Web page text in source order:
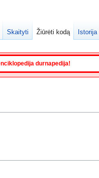
durnapedija!
Skaityti Žiūrėti kodą Istorija